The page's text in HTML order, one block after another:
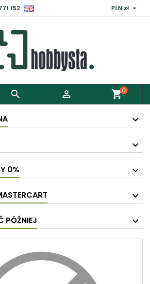
152 PLN zł 
  shopping_cart0
0%
PÓŹNIEJ